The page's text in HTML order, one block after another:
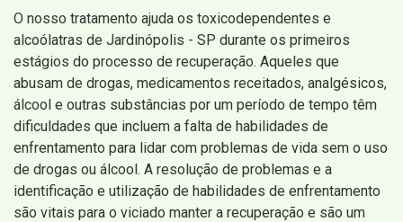
O nosso tratamento ajuda os toxicodependentes e
alcoólatras de Jardinópolis - SP durante os primeiros
estágios do processo de recuperação. Aqueles que
abusam de drogas, medicamentos receitados, analgésicos,
álcool e outras substâncias por um período de tempo têm
dificuldades que incluem a falta de habilidades de
enfrentamento para lidar com problemas de vida sem o uso
de drogas ou álcool. A resolução de problemas e a
identificação e utilização de habilidades de enfrentamento
são vitais para o viciado manter a recuperação e são um